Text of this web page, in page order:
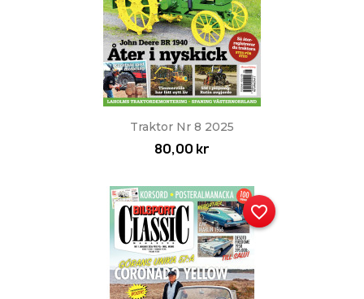
Traktor Nr 8 2025
80,00 kr
favorite_border